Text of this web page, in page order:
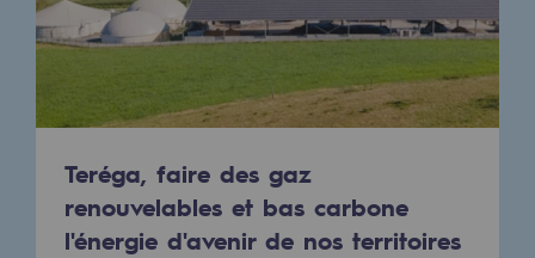
Teréga, faire des gaz
renouvelables et bas carbone
l'énergie d'avenir de nos territoires